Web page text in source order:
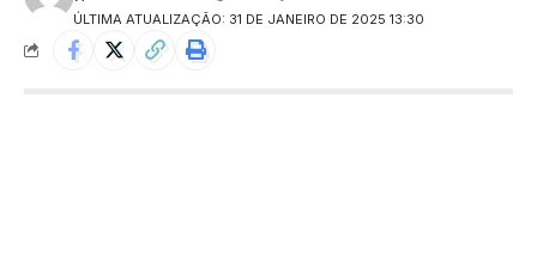
ÚLTIMA ATUALIZAÇÃO: 31 DE JANEIRO DE 2025 13:30